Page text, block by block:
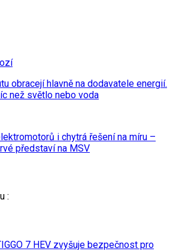
obracejí hlavně na dodavatele energií.
než světlo nebo voda
i chytrá řešení na míru –
představí na MSV
:
7 HEV zvyšuje bezpečnost pro